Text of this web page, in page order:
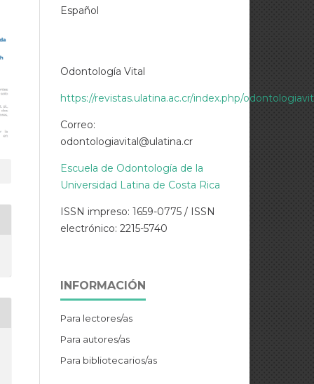
Español
Odontología Vital
https://revistas.ulatina.ac.cr/index.php/
Correo:
odontologiavital@ulatina.cr
Escuela de Odontología de la
Universidad Latina de Costa Rica
ISSN impreso: 1659-0775 / ISSN
electrónico: 2215-5740
INFORMACIÓN
Para lectores/as
Para autores/as
Para bibliotecarios/as